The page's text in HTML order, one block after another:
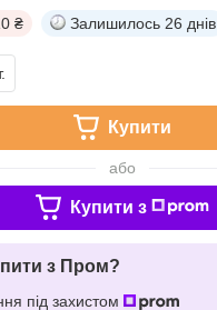
₴ Залишилось 26 днів
Купити
або
Купити з
з Пром?
під захистом